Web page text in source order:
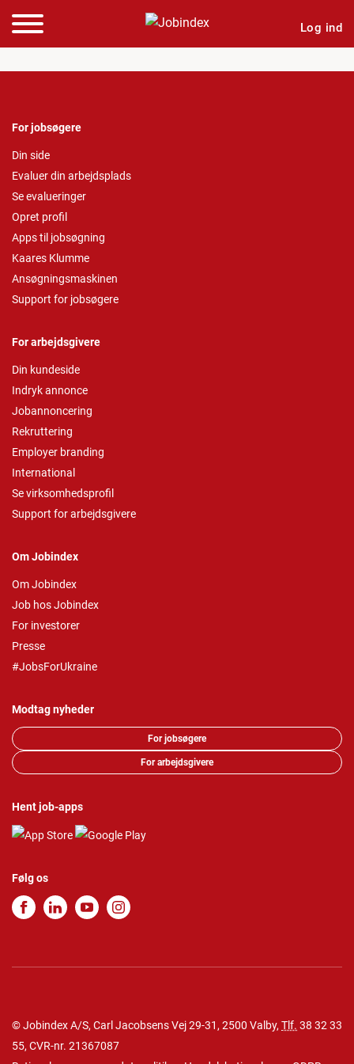
Log ind
For jobsøgere
Din side
Evaluer din arbejdsplads
Se evalueringer
Opret profil
Apps til jobsøgning
Kaares Klumme
Ansøgningsmaskinen
Support for jobsøgere
For arbejdsgivere
Din kundeside
Indryk annonce
Jobannoncering
Rekruttering
Employer branding
International
Se virksomhedsprofil
Support for arbejdsgivere
Om Jobindex
Om Jobindex
Job hos Jobindex
For investorer
Presse
#JobsForUkraine
Modtag nyheder
For jobsøgere
For arbejdsgivere
Hent job-apps
Følg os
© Jobindex A/S, Carl Jacobsens Vej 29-31, 2500 Valby, Tlf. 38 32 33
55, CVR-nr. 21367087